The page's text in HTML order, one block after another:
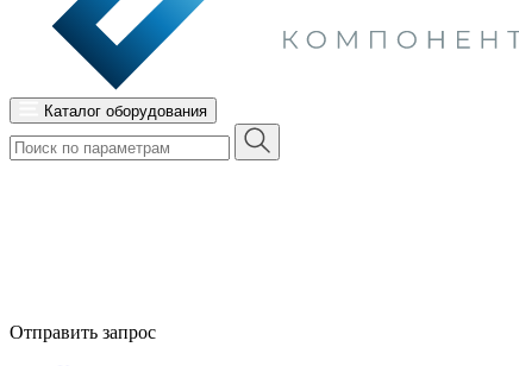
Каталог оборудования
Отправить запрос